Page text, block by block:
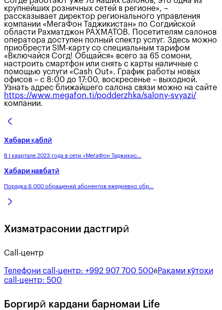
крупнейших розничных сетей в регионе», –
рассказывает директор регионального управления
компании «МегаФон Таджикистан» по Согдийской
области Рахматджон РАХМАТОВ. Посетителям салонов
оператора доступен полный спектр услуг. Здесь можно
приобрести SIM-карту со специальным тарифом
«Включайся Согд! Общайся» всего за 65 сомони,
настроить смартфон или снять с карты наличные с
помощью услуги «Cash Out». График работы новых
офисов – с 8:00 до 17:00, воскресенье – выходной.
Узнать адрес ближайшего салона связи можно на сайте
https://www.megafon.tj/podderzhka/salony-svyazi/
компании.
Хабари қаблӣ
В I квартале 2023 года в сети «МегаФон Таджикис...
Хабари навбатӣ
Порядка 6 000 обращений абонентов ежедневно обр...
Хизматрасонии дастгирӣ
Call-центр
Телефони call-центр: +992 907 700 500ёРақами кӯтоҳи
call-центр: 500
Боргирӣ кардани барномаи Life